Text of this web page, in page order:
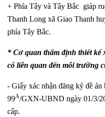
+ Phía Tây và Tây Bắc giáp
Thanh Long xã Giao Thanh
phía Tây Bắc.
* Cơ quan thẩm định thiết kế
có liên quan đến môi trường
- Giấy xác nhận đăng ký đề
99A/GXN-UBND ngày 01/3/
cấp.